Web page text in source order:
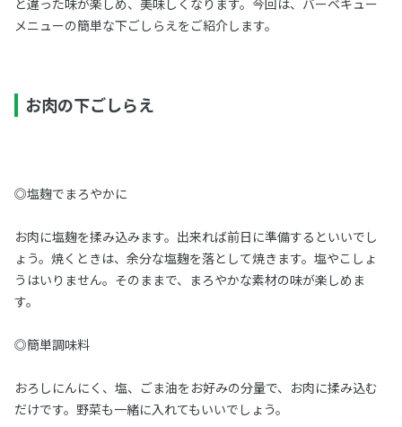
と違った味が楽しめ、美味しくなります。今回は、バーベキュー
メニューの簡単な下ごしらえをご紹介します。
お肉の下ごしらえ
◎塩麹でまろやかに
お肉に塩麹を揉み込みます。出来れば前日に準備するといいでし
ょう。焼くときは、余分な塩麹を落として焼きます。塩やこしょ
うはいりません。そのままで、まろやかな素材の味が楽しめま
す。
◎簡単調味料
おろしにんにく、塩、ごま油をお好みの分量で、お肉に揉み込む
だけです。野菜も一緒に入れてもいいでしょう。